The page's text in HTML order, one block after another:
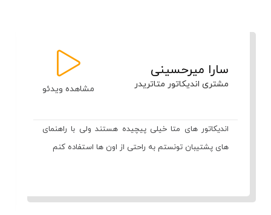
سارا میرحسینی
مشتری اندیکاتور متاتریدر مشاهده ویدئو
اندیکاتور های متا خیلی پیچیده هستند ولی با راهنمای
های پشتیبان تونستم به راحتی از اون ها استفاده کنم